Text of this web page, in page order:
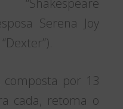
Serena Joy
“Dexter”).
por 13
cada, retoma o